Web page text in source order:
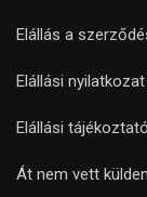
Elállás a
Elállási nyilatkozat
Elállási tájékoztató
Át nem vett